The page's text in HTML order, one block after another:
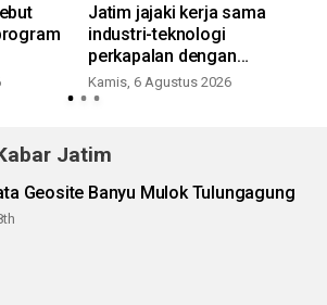
Jatim jajaki kerja sama
industri-teknologi
perkapalan dengan
Tiongkok
Kamis, 6 Agustus 2026
Jatim
Geosite Banyu Mulok Tulungagung